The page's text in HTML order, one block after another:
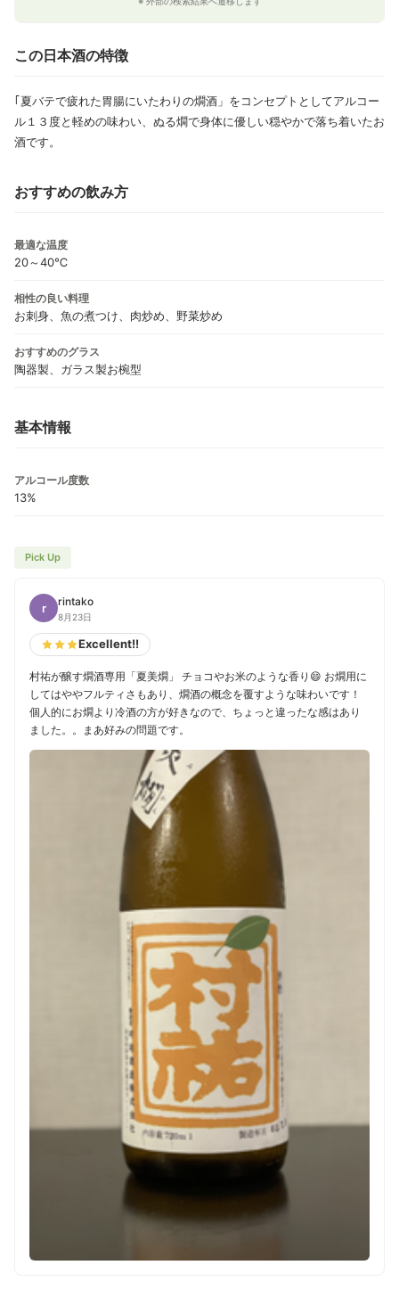
この日本酒の特徴
｢夏バテで疲れた胃腸にいたわりの燗酒」をコンセプトとしてアルコー
ル１３度と軽めの味わい、ぬる燗で身体に優しい穏やかで落ち着いたお
酒です。
おすすめの飲み方
最適な温度
20～40℃
相性の良い料理
お刺身、魚の煮つけ、肉炒め、野菜炒め
おすすめのグラス
陶器製、ガラス製お椀型
基本情報
アルコール度数
13%
Pick Up
r rintako
8月23日
Excellent!!
村祐が醸す燗酒専用「夏美燗」 チョコやお米のような香り😄 お燗用に
してはややフルティさもあり、燗酒の概念を覆すような味わいです！
個人的にお燗より冷酒の方が好きなので、ちょっと違ったな感はあり
ました。。まあ好みの問題です。